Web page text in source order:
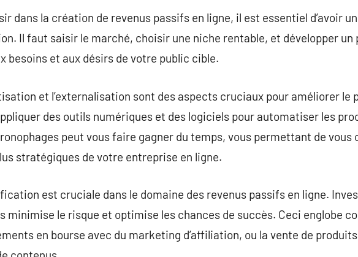
dans la création de revenus passifs en ligne, il est essentiel d’avoir
Il faut saisir le marché, choisir une niche rentable, et développer
besoins et aux désirs de votre public cible.
et l’externalisation sont des aspects cruciaux pour améliorer le
des outils numériques et des logiciels pour automatiser les
peut vous faire gagner du temps, vous permettant de vous
stratégiques de votre entreprise en ligne.
est cruciale dans le domaine des revenus passifs en ligne.
minimise le risque et optimise les chances de succès. Ceci englobe
en bourse avec du marketing d’affiliation, ou la vente de